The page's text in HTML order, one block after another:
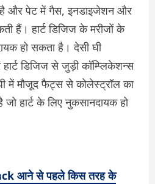
और पेट में गैस, इनडाइजेशन और
हैं। हार्ट डिजिज के मरीजों के
हो सकता है। देसी घी
डिजिज से जुड़ी कॉम्प्लिकेशन्स
में मौजूद फैट्स से कोलेस्ट्रॉल का
हार्ट के लिए नुकसानदायक हो
आने से पहले किस तरह के